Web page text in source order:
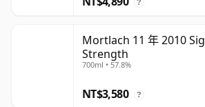
?
Mortlach 11 年 2010
Strength
700ml • 57.8%
NT$3,580 ?